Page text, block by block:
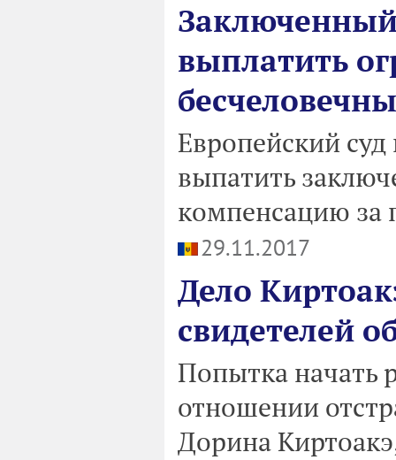
выплатить
Европейский
выпатить
компенсацию за
29.11.2017
Дело
свидетелей
Попытка начать
отношении
Дорина